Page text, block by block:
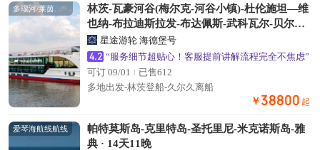
多瑙河/莱茵河航线
林茨-瓦豪河谷(梅尔克-河谷小镇)-杜伦施坦—维
也纳-布拉迪斯拉发-布达佩斯-武科瓦尔-贝尔格
莱德 · 18天17晚
星途游轮 海德堡号
4.2 “服务细节超贴心！客服提前讲解流程完全不焦虑”
可订 09/01
已售612
多地出发-林茨登船-久尔久离船
￥ 38800 起
爱琴海航线航线
帕特莫斯岛-克里特岛-圣托里尼-米克诺斯岛-雅
典 · 14天11晚